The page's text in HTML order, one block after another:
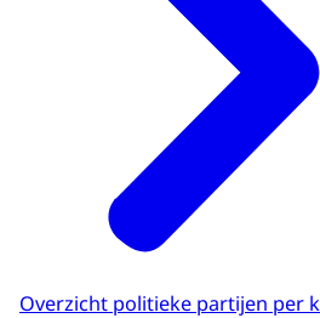
Overzicht politieke partijen per